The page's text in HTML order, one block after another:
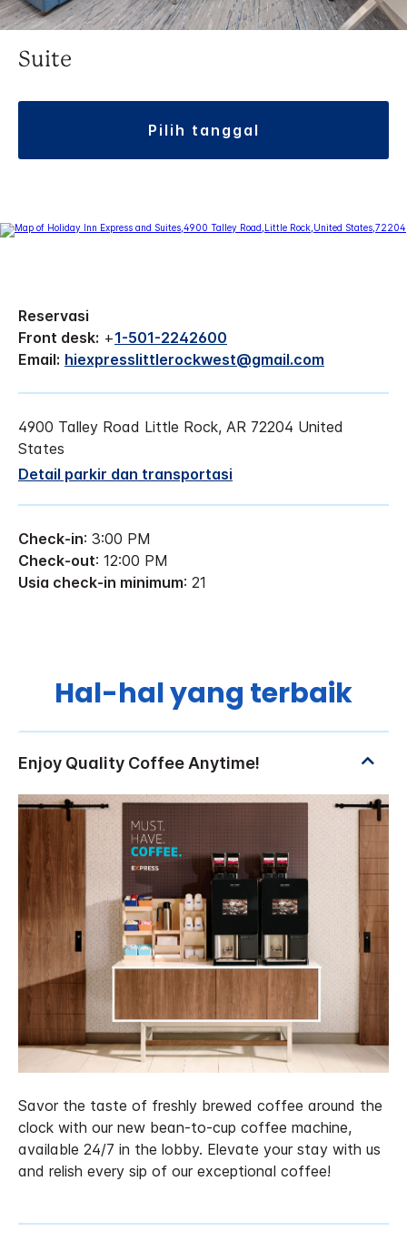
Suite
pilih tanggal
Reservasi
Front desk: +1-501-2242600
Email: hiexpresslittlerockwest@gmail.com
4900 Talley Road Little Rock, AR 72204 United
States
Detail parkir dan transportasi
Check-in: 3:00 PM
Check-out: 12:00 PM
Usia check-in minimum: 21
Hal-hal yang terbaik
Savor the taste of freshly brewed coffee around the
clock with our new bean-to-cup coffee machine,
available 24/7 in the lobby. Elevate your stay with us
and relish every sip of our exceptional coffee!